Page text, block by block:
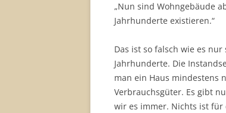
„Nun sind Wohngebäude
Jahrhunderte existieren.“
Das ist so falsch wie es
Jahrhunderte. Die
man ein Haus mindestens
Verbrauchsgüter. Es gibt
wir es immer. Nichts ist für